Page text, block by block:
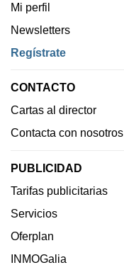
Mi perfil
Newsletters
Regístrate
CONTACTO
Cartas al director
Contacta con nosotros
PUBLICIDAD
Tarifas publicitarias
Servicios
Oferplan
INMOGalia